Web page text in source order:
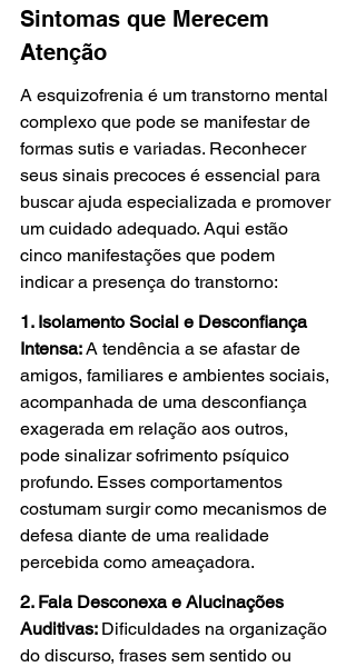
Sintomas que Merecem
Atenção
A esquizofrenia é um transtorno mental
complexo que pode se manifestar de
formas sutis e variadas. Reconhecer
seus sinais precoces é essencial para
buscar ajuda especializada e promover
um cuidado adequado. Aqui estão
cinco manifestações que podem
indicar a presença do transtorno:
1. Isolamento Social e Desconfiança
Intensa: A tendência a se afastar de
amigos, familiares e ambientes sociais,
acompanhada de uma desconfiança
exagerada em relação aos outros,
pode sinalizar sofrimento psíquico
profundo. Esses comportamentos
costumam surgir como mecanismos de
defesa diante de uma realidade
percebida como ameaçadora.
2. Fala Desconexa e Alucinações
Auditivas: Dificuldades na organização
do discurso, frases sem sentido ou